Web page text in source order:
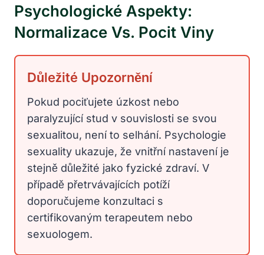
Psychologické Aspekty:
Normalizace Vs. Pocit Viny
Důležité Upozornění
Pokud pociťujete úzkost nebo
paralyzující stud v souvislosti se svou
sexualitou, není to selhání. Psychologie
sexuality ukazuje, že vnitřní nastavení je
stejně důležité jako fyzické zdraví. V
případě přetrvávajících potíží
doporučujeme konzultaci s
certifikovaným terapeutem nebo
sexuologem.